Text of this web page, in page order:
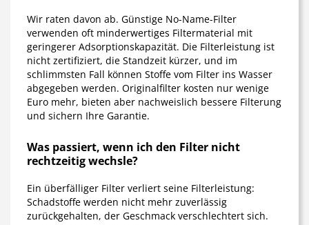
Wir raten davon ab. Günstige No-Name-Filter
verwenden oft minderwertiges Filtermaterial mit
geringerer Adsorptionskapazität. Die Filterleistung ist
nicht zertifiziert, die Standzeit kürzer, und im
schlimmsten Fall können Stoffe vom Filter ins Wasser
abgegeben werden. Originalfilter kosten nur wenige
Euro mehr, bieten aber nachweislich bessere Filterung
und sichern Ihre Garantie.
Was passiert, wenn ich den Filter nicht
rechtzeitig wechsle?
Ein überfälliger Filter verliert seine Filterleistung:
Schadstoffe werden nicht mehr zuverlässig
zurückgehalten, der Geschmack verschlechtert sich.